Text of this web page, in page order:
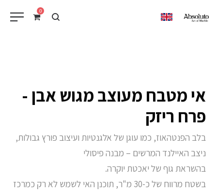
0
EN
אי מטבח מעוצב מגוש אבן -
פרח ריזק
בלב הפנטהאוז, כמו עוגן של אלגנטיות ועיצוב פורץ גבולות,
ניצב האיילנד המרשים – מבנה פיסולי
בהשראת גוף של יאכטת יוקרה.
בשטח מרווח של כ-30 מ"ר, תוכנן האי לשמש לא רק כמרכז